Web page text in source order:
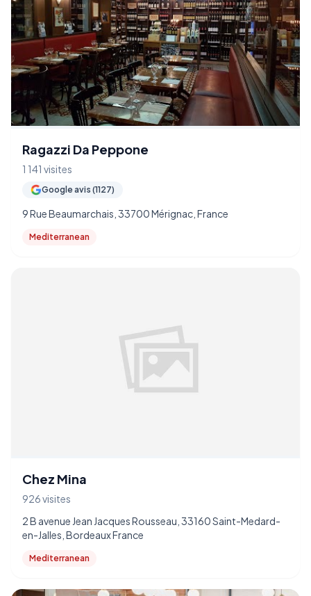
Ragazzi Da Peppone
1 141 visites
Google avis (1127)
9 Rue Beaumarchais, 33700 Mérignac, France
Mediterranean
Chez Mina
926 visites
2 B avenue Jean Jacques Rousseau, 33160 Saint-Medard-
en-Jalles, Bordeaux France
Mediterranean